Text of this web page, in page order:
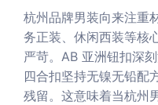
杭州品牌男装向来注重
务正装、休闲西装等核
严苛。AB 亚洲钮扣深
四合扣坚持无镍无铅配
残留。这意味着当杭州